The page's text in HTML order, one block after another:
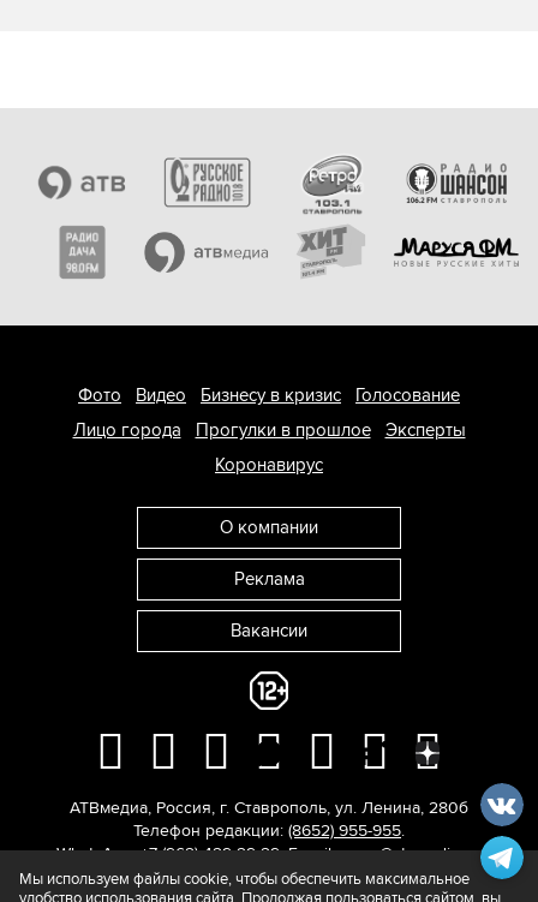
Фото Видео Бизнесу в кризис
Голосование
Лицо города
Прогулки в прошлое
Эксперты
Коронавирус
О компании
Реклама
Вакансии
АТВмедиа, Россия, г. Ставрополь, ул. Ленина, 280б
Телефон редакции: (8652) 955-955.
WhatsApp: +7 (962) 429-29-29. E-mail:news@atvmedia.ru.
© 2017-2026. Все права защищены.
Мы используем файлы cookie, чтобы обеспечить максимальное